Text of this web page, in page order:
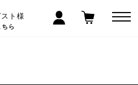
ト様
ら